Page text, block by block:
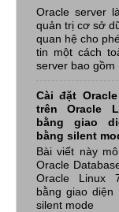
Oracle server
quản trị cơ sở
quan hệ cho
tin một cách
server bao gồm
Cài đặt
trên Oracle
bằng giao
bằng silent
Bài viết này
Oracle
Oracle Linux
bằng giao diện
silent mode